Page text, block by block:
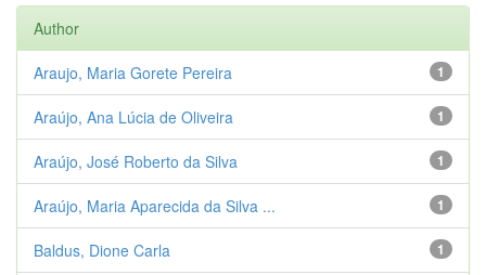
Author
1
Araujo, Maria Gorete Pereira
1
Araújo, Ana Lúcia de Oliveira
1
Araújo, José Roberto da Silva
1
Araújo, Maria Aparecida da Silva ...
1
Baldus, Dione Carla